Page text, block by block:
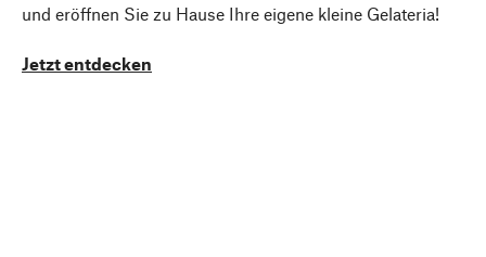
und eröffnen Sie zu Hause Ihre eigene kleine Gelateria!
Jetzt entdecken